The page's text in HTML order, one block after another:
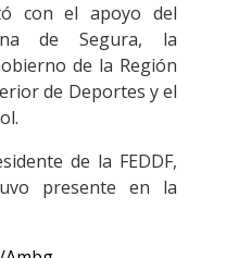
con el apoyo del
de Segura, la
de la Región
de Deportes y el
de la FEDDF,
presente en la